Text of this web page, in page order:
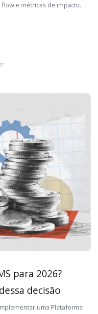
e métricas de impacto.
para 2026?
decisão
uma Plataforma